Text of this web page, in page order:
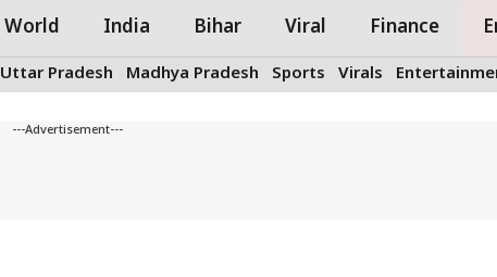
World India Bihar Viral Finance
Uttar Pradesh Madhya Pradesh Sports Virals
---Advertisement---